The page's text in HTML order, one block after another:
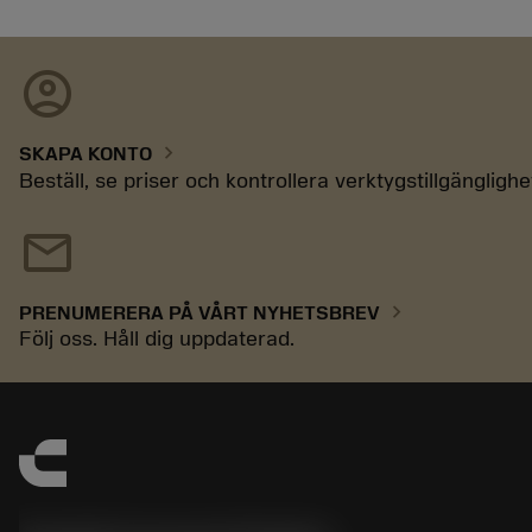
account_circle
SKAPA KONTO chevron_right
Beställ, se priser och kontrollera
mail
PRENUMERERA PÅ VÅRT NYHETSBREV chevron_right
Följ oss. Håll dig uppdaterad.